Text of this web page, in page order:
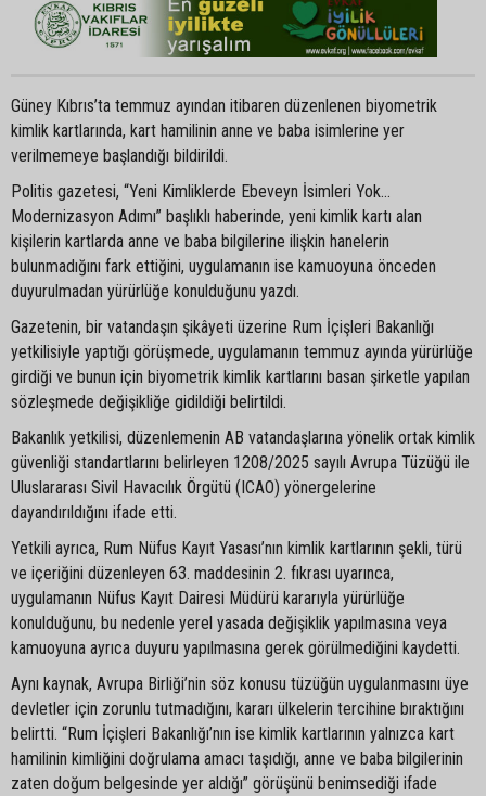
Güney Kıbrıs’ta temmuz ayından itibaren düzenlenen biyometrik
kimlik kartlarında, kart hamilinin anne ve baba isimlerine yer
verilmemeye başlandığı bildirildi.
Politis gazetesi, “Yeni Kimliklerde Ebeveyn İsimleri Yok…
Modernizasyon Adımı” başlıklı haberinde, yeni kimlik kartı alan
kişilerin kartlarda anne ve baba bilgilerine ilişkin hanelerin
bulunmadığını fark ettiğini, uygulamanın ise kamuoyuna önceden
duyurulmadan yürürlüğe konulduğunu yazdı.
Gazetenin, bir vatandaşın şikâyeti üzerine Rum İçişleri Bakanlığı
yetkilisiyle yaptığı görüşmede, uygulamanın temmuz ayında yürürlüğe
girdiği ve bunun için biyometrik kimlik kartlarını basan şirketle yapılan
sözleşmede değişikliğe gidildiği belirtildi.
Bakanlık yetkilisi, düzenlemenin AB vatandaşlarına yönelik ortak kimlik
güvenliği standartlarını belirleyen 1208/2025 sayılı Avrupa Tüzüğü ile
Uluslararası Sivil Havacılık Örgütü (ICAO) yönergelerine
dayandırıldığını ifade etti.
Yetkili ayrıca, Rum Nüfus Kayıt Yasası’nın kimlik kartlarının şekli, türü
ve içeriğini düzenleyen 63. maddesinin 2. fıkrası uyarınca,
uygulamanın Nüfus Kayıt Dairesi Müdürü kararıyla yürürlüğe
konulduğunu, bu nedenle yerel yasada değişiklik yapılmasına veya
kamuoyuna ayrıca duyuru yapılmasına gerek görülmediğini kaydetti.
Aynı kaynak, Avrupa Birliği’nin söz konusu tüzüğün uygulanmasını üye
devletler için zorunlu tutmadığını, kararı ülkelerin tercihine bıraktığını
belirtti. “Rum İçişleri Bakanlığı’nın ise kimlik kartlarının yalnızca kart
hamilinin kimliğini doğrulama amacı taşıdığı, anne ve baba bilgilerinin
zaten doğum belgesinde yer aldığı” görüşünü benimsediği ifade